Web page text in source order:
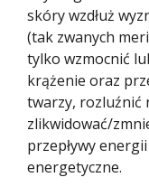
skóry wzdłuż
(tak zwanych
tylko wzmocnić
krążenie oraz
twarzy, rozluźnić
zlikwidować/
przepływy
energetyczne.